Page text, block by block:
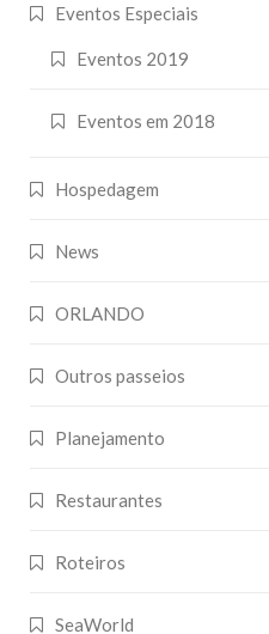
Eventos Especiais
Eventos 2019
Eventos em 2018
Hospedagem
News
ORLANDO
Outros passeios
Planejamento
Restaurantes
Roteiros
SeaWorld